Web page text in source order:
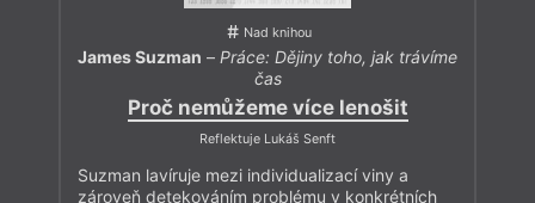
Nad knihou
James Suzman – Práce: Dějiny toho, jak trávíme
čas
Proč nemůžeme více lenošit
Reflektuje Lukáš Senft
Suzman lavíruje mezi individualizací viny a
zároveň detekováním problému v konkrétních